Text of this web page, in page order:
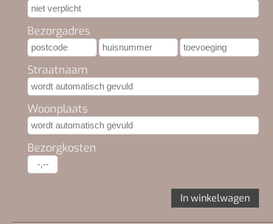
Bezorgadres
Straatnaam
Woonplaats
Bezorgkosten
In winkelwagen